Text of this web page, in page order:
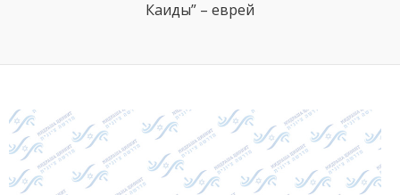
Каиды” – еврей